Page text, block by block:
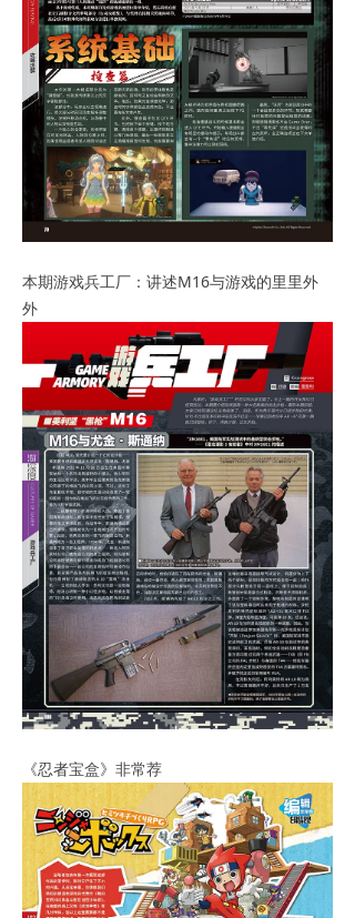
本期游戏兵工厂：讲述M16与游戏的里里外
外
《忍者宝盒》非常荐